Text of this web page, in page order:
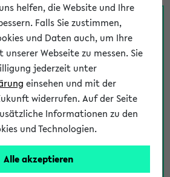
Veranstaltungen
Fragen zu
finden Sie Ansprechpersonen
bei jeder Veranstaltung. Der BIS
keine direkte Hilfe leisten.
eKVV Teilnahmemanagement
über die Personen, die Ihre
eingetragen haben, auf der
der
helfen, die Website und Ihre
Falls Sie zustimmen,
und Daten auch, um Ihre
Webseite zu messen. Sie
jederzeit unter
einsehen und mit der
widerrufen. Auf der Seite
Informationen zu den
und Technologien.
Alle akzeptieren